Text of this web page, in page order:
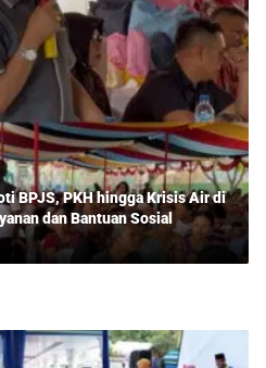
BPJS, PKH hingga Krisis Air di
dan Bantuan Sosial